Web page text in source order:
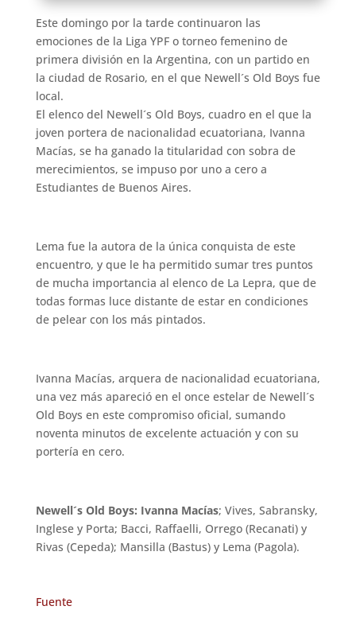
Este domingo por la tarde continuaron las
emociones de la Liga YPF o torneo femenino de
primera división en la Argentina, con un partido en
la ciudad de Rosario, en el que Newell´s Old Boys fue
local.
El elenco del Newell´s Old Boys, cuadro en el que la
joven portera de nacionalidad ecuatoriana, Ivanna
Macías, se ha ganado la titularidad con sobra de
merecimientos, se impuso por uno a cero a
Estudiantes de Buenos Aires.
Lema fue la autora de la única conquista de este
encuentro, y que le ha permitido sumar tres puntos
de mucha importancia al elenco de La Lepra, que de
todas formas luce distante de estar en condiciones
de pelear con los más pintados.
Ivanna Macías, arquera de nacionalidad ecuatoriana,
una vez más apareció en el once estelar de Newell´s
Old Boys en este compromiso oficial, sumando
noventa minutos de excelente actuación y con su
portería en cero.
Newell´s Old Boys: Ivanna Macías; Vives, Sabransky,
Inglese y Porta; Bacci, Raffaelli, Orrego (Recanati) y
Rivas (Cepeda); Mansilla (Bastus) y Lema (Pagola).
Fuente